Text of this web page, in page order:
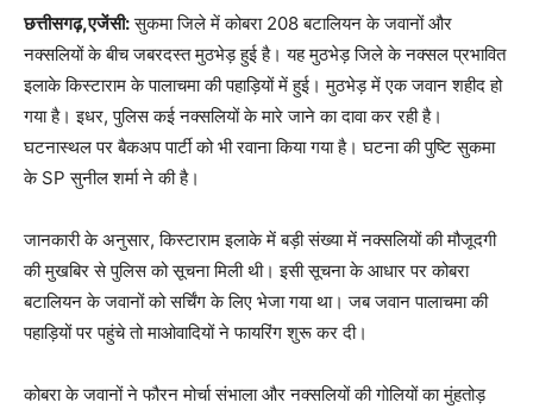
छत्तीसगढ़,एजेंसी:सुकमा जिले में कोबरा 208 बटालियन के जवानों और
नक्सलियों के बीच जबरदस्त मुठभेड़ हुई है। यह मुठभेड़ जिले के नक्सल प्रभावित
इलाके किस्टाराम के पालाचमा की पहाड़ियों में हुई। मुठभेड़ में एक जवान शहीद हो
गया है। इधर, पुलिस कई नक्सलियों के मारे जाने का दावा कर रही है।
घटनास्थल पर बैकअप पार्टी को भी रवाना किया गया है। घटना की पुष्टि सुकमा
के SP सुनील शर्मा ने की है।
जानकारी के अनुसार, किस्टाराम इलाके में बड़ी संख्या में नक्सलियों की मौजूदगी
की मुखबिर से पुलिस को सूचना मिली थी। इसी सूचना के आधार पर कोबरा
बटालियन के जवानों को सर्चिंग के लिए भेजा गया था। जब जवान पालाचमा की
पहाड़ियों पर पहुंचे तो माओवादियों ने फायरिंग शुरू कर दी।
कोबरा के जवानों ने फौरन मोर्चा संभाला और नक्सलियों की गोलियों का मुंहतोड़